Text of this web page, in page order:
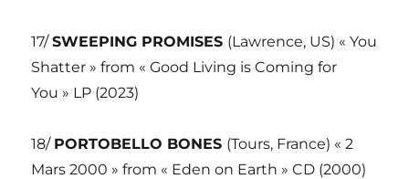
17/SWEEPING PROMISES (Lawrence, US) « You
Shatter » from « Good Living is Coming for
You » LP (2023)
18/ PORTOBELLO BONES (Tours, France) « 2
Mars 2000 » from « Eden on Earth » CD (2000)